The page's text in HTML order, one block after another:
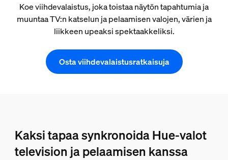
Koe viihdevalaistus, joka toistaa näytön tapahtumia ja
muuntaa TV:n katselun ja pelaamisen valojen, värien ja
liikkeen upeaksi spektaakkeliksi.
Osta viihdevalaistusratkaisuja
Kaksi tapaa synkronoida Hue-valot
television ja pelaamisen kanssa